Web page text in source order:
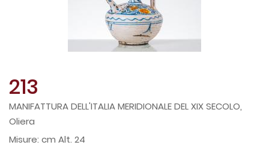
213
MANIFATTURA DELL'ITALIA MERIDIONALE DEL XIX SECOLO,
Oliera
cm Alt. 24